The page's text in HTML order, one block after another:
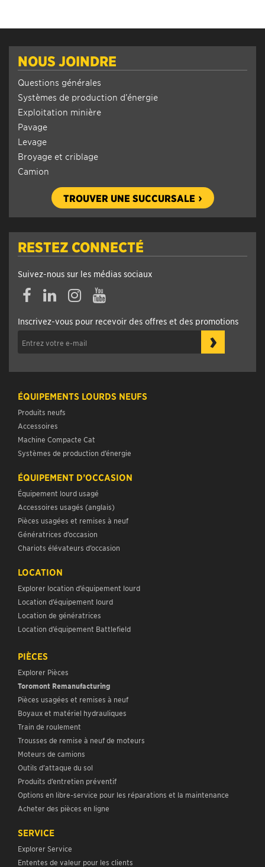
NOUS JOINDRE
Questions générales
Systèmes de production d’énergie
Exploitation minière
Pavage
Levage
Broyage et criblage
Camion
TROUVER UNE SUCCURSALE
RESTEZ CONNECTÉ
Suivez-nous sur les médias sociaux
FacebookLinkedinInstagramYouTube
Inscrivez-vous pour recevoir des offres et des promotions
›
ÉQUIPEMENTS LOURDS NEUFS
Produits neufs
Accessoires
Machine Compacte Cat
Systèmes de production d’énergie
ÉQUIPEMENT D’OCCASION
Équipement lourd usagé
Accessoires usagés (anglais)
Pièces usagées et remises à neuf
Génératrices d’occasion
Chariots élévateurs d’occasion
LOCATION
Explorer location d’équipement lourd
Location d’équipement lourd
Location de génératrices
Location d’équipement Battlefield
PIÈCES
Explorer Pièces
Toromont Remanufacturing
Pièces usagées et remises à neuf
Boyaux et matériel hydrauliques
Train de roulement
Trousses de remise à neuf de moteurs
Moteurs de camions
Outils d’attaque du sol
Produits d’entretien préventif
Options en libre-service pour les réparations et la maintenance
Acheter des pièces en ligne
SERVICE
Explorer Service
Ententes de valeur pour les clients